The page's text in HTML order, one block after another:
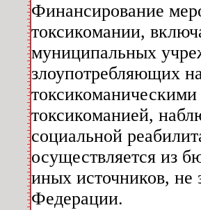
Финансирование
токсикомании,
муниципальных
злоупотребляющих
токсикоманией,
социальной
осуществляется из
иных источников, не
Федерации.